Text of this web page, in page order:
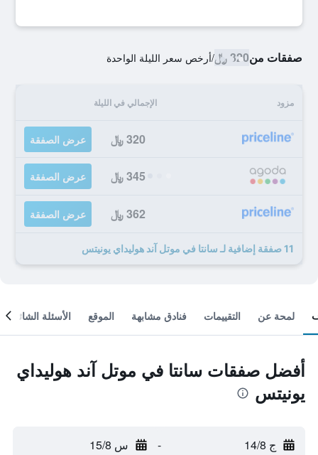
صفقات من320 ﷼ /أرخص سعر الليلة الواحدة
مزود الإجمالي في الليلة
320 ﷼ عرض الصفقة
345 ﷼ عرض الصفقة
362 ﷼ عرض الصفقة
11 صفقة إضافية لـ سانتا في موتل آند هوليداي يونيتس
لمحة عن التقييمات فنادق مشابهة الموقع الأسئلة الشائعة
أفضل صفقات سانتا في موتل آند هوليداي
يونيتس
ج 14/8 - س 15/8